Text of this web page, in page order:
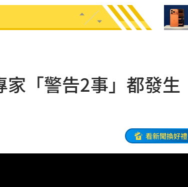
「警告2事」都發生
看新聞換好禮